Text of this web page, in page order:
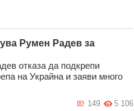
Румен Радев за
отказа да подкрепи
на Украйна и заяви много
5 106
149